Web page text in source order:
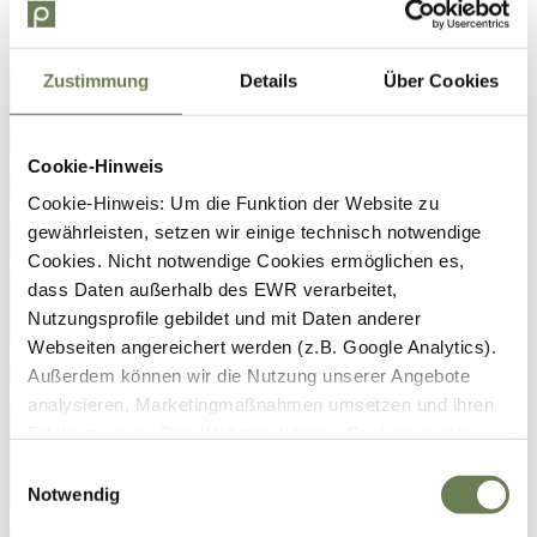
Zustimmung Details Über Cookies
Cookie-Hinweis
Cookie-Hinweis: Um die Funktion der Website zu
gewährleisten, setzen wir einige technisch notwendige
Cookies. Nicht notwendige Cookies ermöglichen es,
dass Daten außerhalb des EWR verarbeitet,
Nutzungsprofile gebildet und mit Daten anderer
Webseiten angereichert werden (z.B. Google Analytics).
Außerdem können wir die Nutzung unserer Angebote
analysieren, Marketingmaßnahmen umsetzen und ihren
Für die genannten Verarbeitungszwecke können
Cookies, Geräte-Kennungen oder andere Infos auf Ihrem
Notwendig